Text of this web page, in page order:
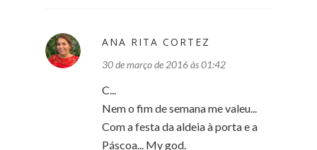
ANA RITA CORTEZ
30 de março de 2016 às 01:42
C...
Nem o fim de semana me valeu...
Com a festa da aldeia à porta e a
Páscoa... My god.